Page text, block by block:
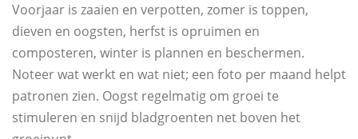
Voorjaar is zaaien en verpotten, zomer is toppen,
dieven en oogsten, herfst is opruimen en
composteren, winter is plannen en beschermen.
Noteer wat werkt en wat niet; een foto per maand helpt
patronen zien. Oogst regelmatig om groei te
stimuleren en snijd bladgroenten net boven het